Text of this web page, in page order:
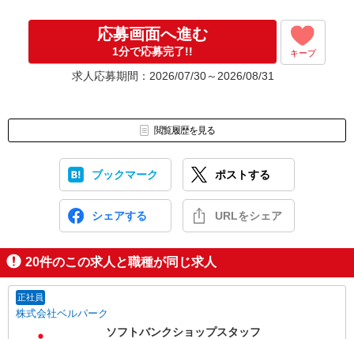
応募画面へ進む
1分で応募完了!! キープ
求人応募期間：2026/07/30～2026/08/31
閲覧履歴を見る
ブックマーク ポストする
シェアする URLをシェア
20件のこの求人と職種が同じ求人
正社員
株式会社ベルパーク
ソフトバンクショップスタッフ